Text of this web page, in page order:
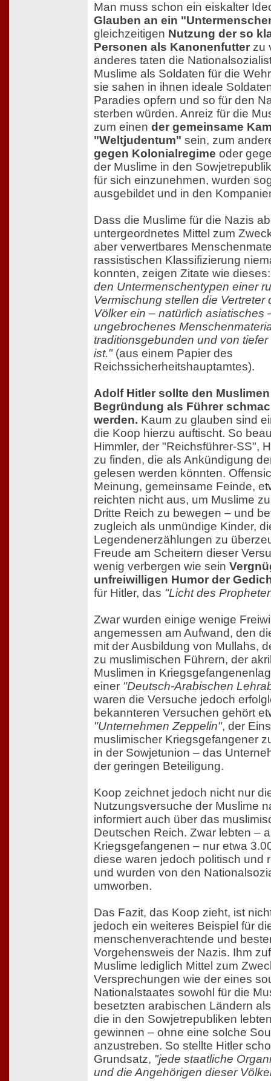
Man muss schon ein eiskalter
Glauben an ein
gleichzeitigen Nutzung der so
Personen als Kanonenfutter zu
anderes taten die
Muslime als Soldaten für die
sie sahen in ihnen ideale
Paradies opfern und so für den
sterben würden. Anreiz für die
zum einen der gemeinsame
"Weltjudentum" sein, zum
gegen Kolonialregime oder
der Muslime in den
für sich einzunehmen, wurden
ausgebildet und in den
Dass die Muslime für die Nazis
untergeordnetes Mittel zum
aber verwertbares
rassistischen Klassifizierung
konnten, zeigen Zitate wie
den Untermenschentypen einer
Vermischung stellen die Vertreter
Völker ein – natürlich asiatisches
ungebrochenes
traditionsgebunden und von
ist."(aus einem Papier des
Reichssicherheitshauptamtes).
Adolf Hitler sollte den
Begründung als Führer
werden. Kaum zu glauben sind
die Koop hierzu auftischt. So
Himmler, der "Reichsführer-SS",
zu finden, die als Ankündigung
gelesen werden könnten.
Meinung, gemeinsame Feinde,
reichten nicht aus, um Muslime
Dritte Reich zu bewegen – und
zugleich als unmündige Kinder,
Legendenerzählungen zu
Freude am Scheitern dieser
wenig verbergen wie sein
unfreiwilligen Humor der
für Hitler, das "Licht des
Zwar wurden einige wenige
angemessen am Aufwand, den
mit der Ausbildung von Mullahs,
zu muslimischen Führern, der
Muslimen in
einer "Deutsch-Arabischen
waren die Versuche jedoch
bekannteren Versuchen gehört
"Unternehmen Zeppelin", der
muslimischer Kriegsgefangener
in der Sowjetunion – das
der geringen Beteiligung.
Koop zeichnet jedoch nicht nur
Nutzungsversuche der Muslime
informiert auch über das
Deutschen Reich. Zwar lebten –
Kriegsgefangenen – nur etwa
diese waren jedoch politisch und
und wurden von den
umworben.
Das Fazit, das Koop zieht, ist
jedoch ein weiteres Beispiel für
menschenverachtende und
Vorgehensweis der Nazis. Ihm
Muslime lediglich Mittel zum
Versprechungen wie der eines
Nationalstaates sowohl für die
besetzten arabischen Ländern
die in den Sowjetrepubliken
gewinnen – ohne eine solche
anzustreben. So stellte Hitler
Grundsatz, "jede staatliche
und die Angehörigen dieser